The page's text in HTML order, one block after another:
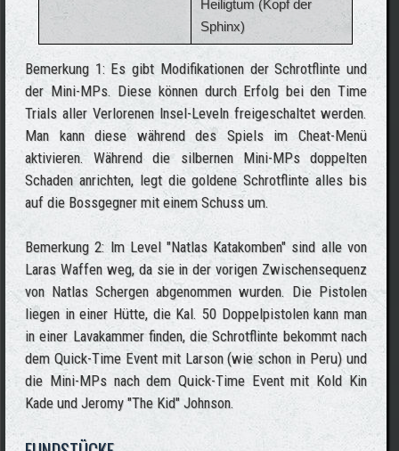
Heiligtum (Kopf der
Sphinx)
Bemerkung 1: Es gibt Modifikationen der Schrotflinte und
der Mini-MPs. Diese können durch Erfolg bei den Time
Trials aller Verlorenen Insel-Leveln freigeschaltet werden.
Man kann diese während des Spiels im Cheat-Menü
aktivieren. Während die silbernen Mini-MPs doppelten
Schaden anrichten, legt die goldene Schrotflinte alles bis
auf die Bossgegner mit einem Schuss um.
Bemerkung 2: Im Level "Natlas Katakomben" sind alle von
Laras Waffen weg, da sie in der vorigen Zwischensequenz
von Natlas Schergen abgenommen wurden. Die Pistolen
liegen in einer Hütte, die Kal. 50 Doppelpistolen kann man
in einer Lavakammer finden, die Schrotflinte bekommt nach
dem Quick-Time Event mit Larson (wie schon in Peru) und
die Mini-MPs nach dem Quick-Time Event mit Kold Kin
Kade und Jeromy "The Kid" Johnson.